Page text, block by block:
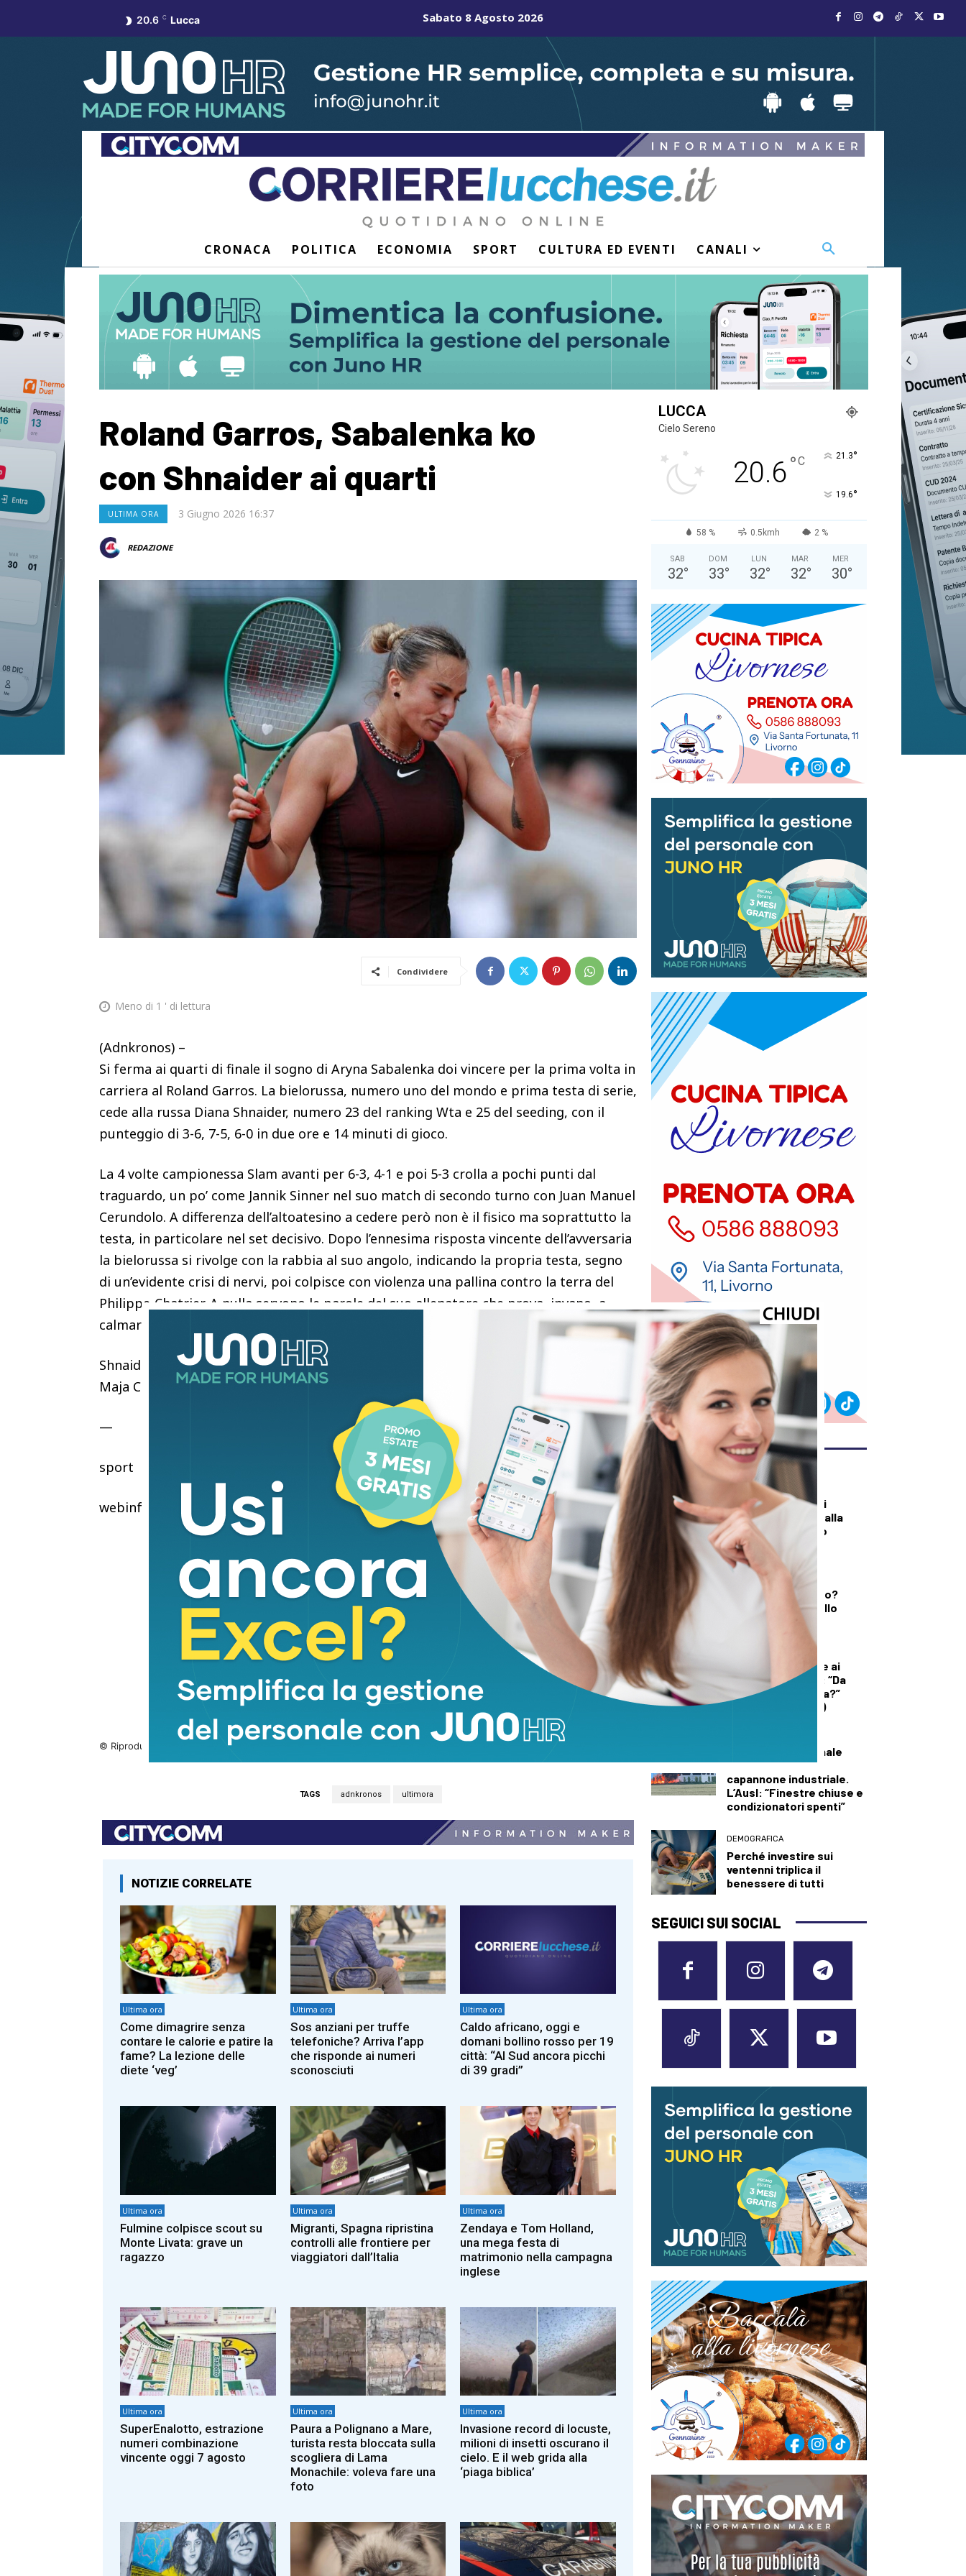
20.6 C Lucca Sabato 8 Agosto 2026
CRONACA POLITICA ECONOMIA SPORT CULTURA ED EVENTI CANALI
Roland Garros, Sabalenka ko
con Shnaider ai quarti
ULTIMA ORA 3 Giugno 2026 16:37
REDAZIONE
Condividere
Meno di 1 ' di lettura
(Adnkronos) –
Si ferma ai quarti di finale il sogno di Aryna Sabalenka doi vincere per la prima volta in
carriera al Roland Garros. La bielorussa, numero uno del mondo e prima testa di serie,
cede alla russa Diana Shnaider, numero 23 del ranking Wta e 25 del seeding, con il
punteggio di 3-6, 7-5, 6-0 in due ore e 14 minuti di gioco.
La 4 volte campionessa Slam avanti per 6-3, 4-1 e poi 5-3 crolla a pochi punti dal
traguardo, un po’ come Jannik Sinner nel suo match di secondo turno con Juan Manuel
Cerundolo. A differenza dell’altoatesino a cedere però non è il fisico ma soprattutto la
testa, in particolare nel set decisivo. Dopo l’ennesima risposta vincente dell’avversaria
la bielorussa si rivolge con la rabbia al suo angolo, indicando la propria testa, segno
di un’evidente crisi di nervi, poi colpisce con violenza una pallina contro la terra del
Philippe-Chatrier. A nulla servono le parole del suo allenatore che prova, invano, a
calmarla.
Shnaider affronterà domani in semifinale la grande sorpresa del torneo, la polacca
Maja Chwalinska, numero 114 del mondo e proveniente dalle qualificazioni.
—
sport
webinfo@adnkronos.com (Web Info)
© Riproduzione riservata
TAGS adnkronos ultimora
NOTIZIE CORRELATE
Ultima ora
Come dimagrire senza
contare le calorie e patire la
fame? La lezione delle
diete ‘veg’
Ultima ora
Sos anziani per truffe
telefoniche? Arriva l’app
che risponde ai numeri
sconosciuti
Ultima ora
Caldo africano, oggi e
domani bollino rosso per 19
città: “Al Sud ancora picchi
di 39 gradi”
Ultima ora
Fulmine colpisce scout su
Monte Livata: grave un
ragazzo
Ultima ora
Migranti, Spagna ripristina
controlli alle frontiere per
viaggiatori dall’Italia
Ultima ora
Zendaya e Tom Holland,
una mega festa di
matrimonio nella campagna
inglese
Ultima ora
SuperEnalotto, estrazione
numeri combinazione
vincente oggi 7 agosto
Ultima ora
Paura a Polignano a Mare,
turista resta bloccata sulla
scogliera di Lama
Monachile: voleva fare una
foto
Ultima ora
Invasione record di locuste,
milioni di insetti oscurano il
cielo. E il web grida alla
‘piaga biblica’
LUCCA
Cielo Sereno
20.6°C 21.3°
19.6°
58 % 0.5kmh 2 %
SAB
32°
DOM
33°
LUN
32°
MAR
32°
MER
30°
ULTIMI ARTICOLI
DALLA TOSCANA
Un’altra giornata di
incendi di bosco, dalla
Toscana al Mugello
DEMOGRAFICA
Testosterone e
spermatozoi in calo?
Cosa c’è di vero nello
“Spermageddon”
Licia Colò risponde ai
commenti sull’età: “Da
quando è un’offesa?”
(solo per le donne)
Maxi incendio a Finale
Emilia, in fiamme
capannone industriale.
L’Ausl: “Finestre chiuse e
condizionatori spenti”
DEMOGRAFICA
Perché investire sui
ventenni triplica il
benessere di tutti
SEGUICI SUI SOCIAL